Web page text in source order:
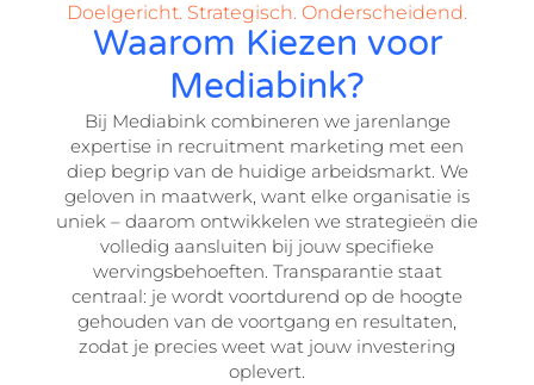
Doelgericht. Strategisch. Onderscheidend.
Waarom Kiezen voor
Mediabink?
Bij Mediabink combineren we jarenlange
expertise in recruitment marketing met een
diep begrip van de huidige arbeidsmarkt. We
geloven in maatwerk, want elke organisatie is
uniek – daarom ontwikkelen we strategieën die
volledig aansluiten bij jouw specifieke
wervingsbehoeften. Transparantie staat
centraal: je wordt voortdurend op de hoogte
gehouden van de voortgang en resultaten,
zodat je precies weet wat jouw investering
oplevert.